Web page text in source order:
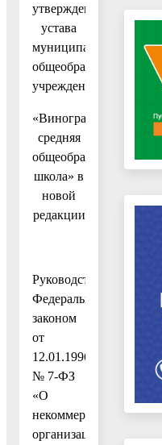
утверждении
устава
муниципального
общеобразовательного
учреждения
«Виноградовская
средняя
общеобразовательная
школа» в
новой
редакции
Руководствуясь
Федеральным
законом
от
12.01.1996
№ 7-ФЗ
«О
некоммерческих
организациях»,